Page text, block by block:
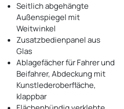
Seitlich abgehängte
Außenspiegel mit
Weitwinkel
Zusatzbedienpanel aus
Glas
Ablagefächer für Fahrer und
Beifahrer, Abdeckung mit
Kunstlederoberfläche,
klappbar